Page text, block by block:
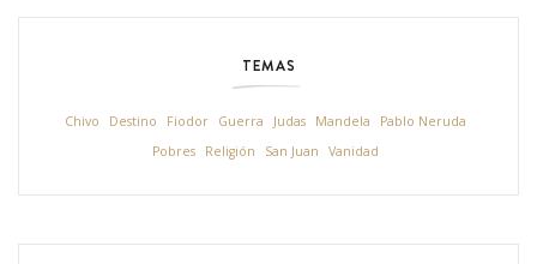
TEMAS
Chivo Destino Fiodor Guerra Judas Mandela
Pablo Neruda
Pobres
Religión San Juan Vanidad